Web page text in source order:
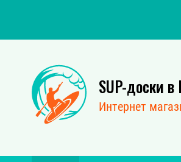
SUP-доски
Интернет